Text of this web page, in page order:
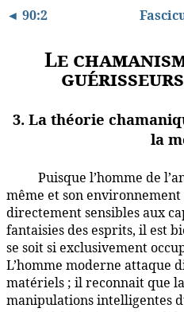
◄ 90:2
Le
3. La théorie
la
Puisque l’homme de
même et son
directement sensibles aux
fantaisies des esprits, il est
se soit si exclusivement
L’homme moderne attaque
matériels ; il reconnait que
manipulations intelligentes